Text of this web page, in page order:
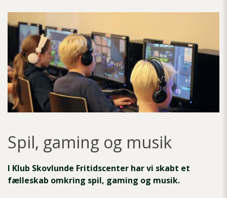
Spil, gaming og musik
I Klub Skovlunde Fritidscenter har vi skabt et
fælleskab omkring spil, gaming og musik.